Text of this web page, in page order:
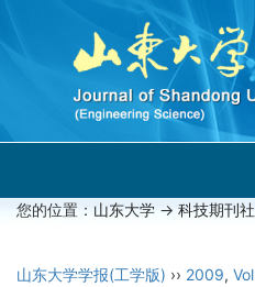
您的位置： 山东大学 -> 科技期刊社
山东大学学报(工学版) ›› 2009,